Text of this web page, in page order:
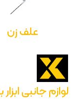
علف زن
لوازم جانبی ابزار